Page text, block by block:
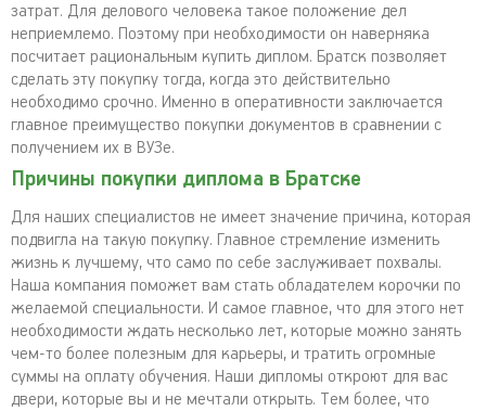
затрат. Для делового человека такое положение дел
неприемлемо. Поэтому при необходимости он наверняка
посчитает рациональным купить диплом. Братск позволяет
сделать эту покупку тогда, когда это действительно
необходимо срочно. Именно в оперативности заключается
главное преимущество покупки документов в сравнении с
получением их в ВУЗе.
Причины покупки диплома в Братске
Для наших специалистов не имеет значение причина, которая
подвигла на такую покупку. Главное стремление изменить
жизнь к лучшему, что само по себе заслуживает похвалы.
Наша компания поможет вам стать обладателем корочки по
желаемой специальности. И самое главное, что для этого нет
необходимости ждать несколько лет, которые можно занять
чем-то более полезным для карьеры, и тратить огромные
суммы на оплату обучения. Наши дипломы откроют для вас
двери, которые вы и не мечтали открыть. Тем более, что